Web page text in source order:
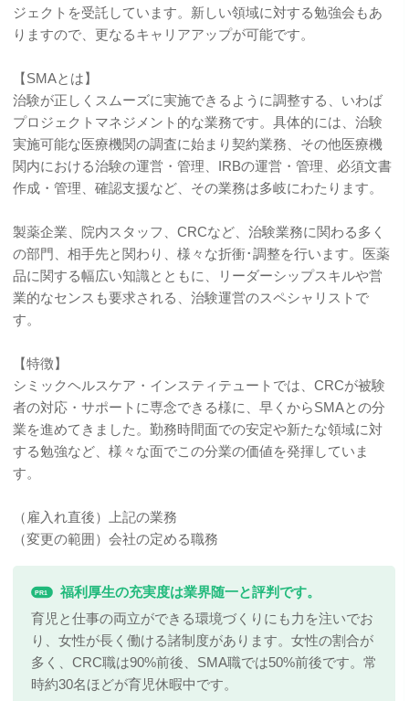
ジェクトを受託しています。新しい領域に対する勉強会もあ
りますので、更なるキャリアアップが可能です。
【SMAとは】
治験が正しくスムーズに実施できるように調整する、いわば
プロジェクトマネジメント的な業務です。具体的には、治験
実施可能な医療機関の調査に始まり契約業務、その他医療機
関内における治験の運営・管理、IRBの運営・管理、必須文書
作成・管理、確認支援など、その業務は多岐にわたります。
製薬企業、院内スタッフ、CRCなど、治験業務に関わる多く
の部門、相手先と関わり、様々な折衝･調整を行います。医薬
品に関する幅広い知識とともに、リーダーシップスキルや営
業的なセンスも要求される、治験運営のスペシャリストで
す。
【特徴】
シミックヘルスケア・インスティテュートでは、CRCが被験
者の対応・サポートに専念できる様に、早くからSMAとの分
業を進めてきました。勤務時間面での安定や新たな領域に対
する勉強など、様々な面でこの分業の価値を発揮していま
す。
（雇入れ直後）上記の業務
（変更の範囲）会社の定める職務
PR1
福利厚生の充実度は業界随一と評判です。
育児と仕事の両立ができる環境づくりにも力を注いでお
り、女性が長く働ける諸制度があります。女性の割合が
多く、CRC職は90%前後、SMA職では50%前後です。常
時約30名ほどが育児休暇中です。